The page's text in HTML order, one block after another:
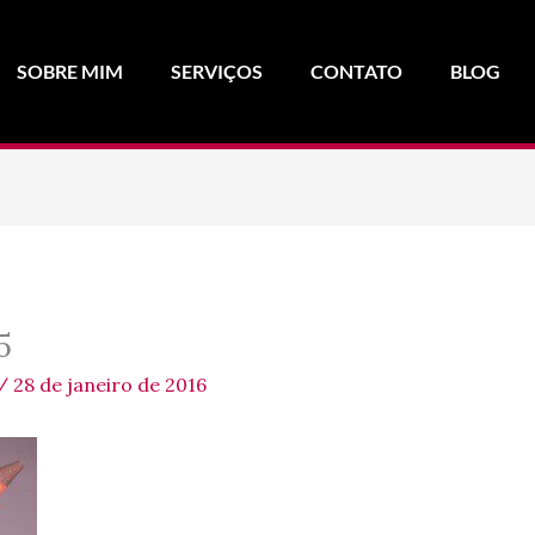
SOBRE MIM SERVIÇOS CONTATO BLOG
/ 28 de janeiro de 2016